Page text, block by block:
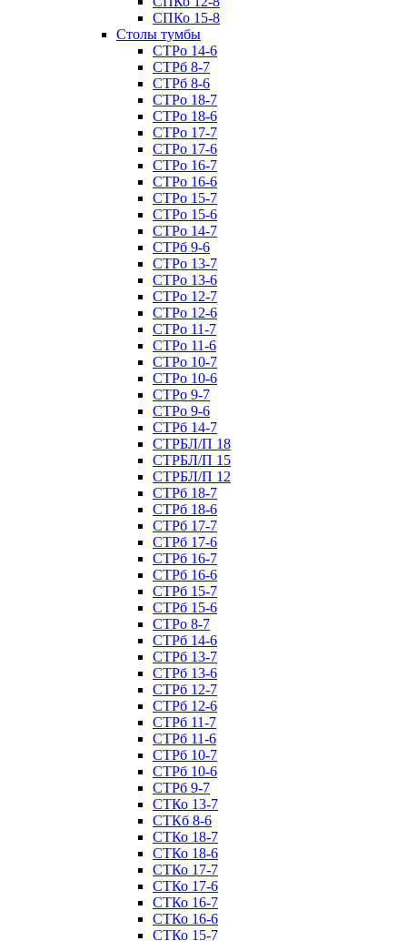
СПКо 15-8
Cтолы тумбы
СТРо 14-6
СТРб 8-7
СТРб 8-6
СТРо 18-7
СТРо 18-6
СТРо 17-7
СТРо 17-6
СТРо 16-7
СТРо 16-6
СТРо 15-7
СТРо 15-6
СТРо 14-7
СТРб 9-6
СТРо 13-7
СТРо 13-6
СТРо 12-7
СТРо 12-6
СТРо 11-7
СТРо 11-6
СТРо 10-7
СТРо 10-6
СТРо 9-7
СТРо 9-6
СТРб 14-7
СТРБЛ/П 18
СТРБЛ/П 15
СТРБЛ/П 12
СТРб 18-7
СТРб 18-6
СТРб 17-7
СТРб 17-6
СТРб 16-7
СТРб 16-6
СТРб 15-7
СТРб 15-6
СТРо 8-7
СТРб 14-6
СТРб 13-7
СТРб 13-6
СТРб 12-7
СТРб 12-6
СТРб 11-7
СТРб 11-6
СТРб 10-7
СТРб 10-6
СТРб 9-7
СТКо 13-7
СТКб 8-6
СТКо 18-7
СТКо 18-6
СТКо 17-7
СТКо 17-6
СТКо 16-7
СТКо 16-6
СТКо 15-7